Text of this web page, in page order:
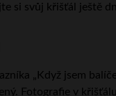
si svůj křišťál ještě